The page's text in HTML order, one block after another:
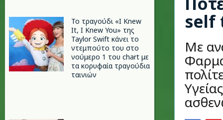
Το τραγούδι «I Knew
It, I Knew You» της
Taylor Swift κάνει το
ντεμπούτο του στο
νούμερο 1 του chart με
τα κορυφαία τραγούδια
ταινιών
self
Με